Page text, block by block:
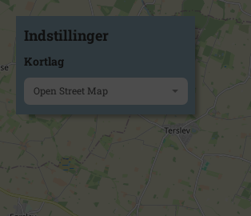
Indstillinger
Kortlag
Open Street Map